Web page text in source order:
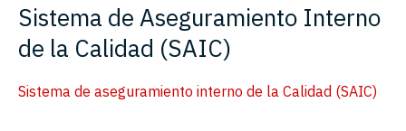
Sistema de Aseguramiento Interno
de la Calidad (SAIC)
Sistema de aseguramiento interno de la Calidad (SAIC)